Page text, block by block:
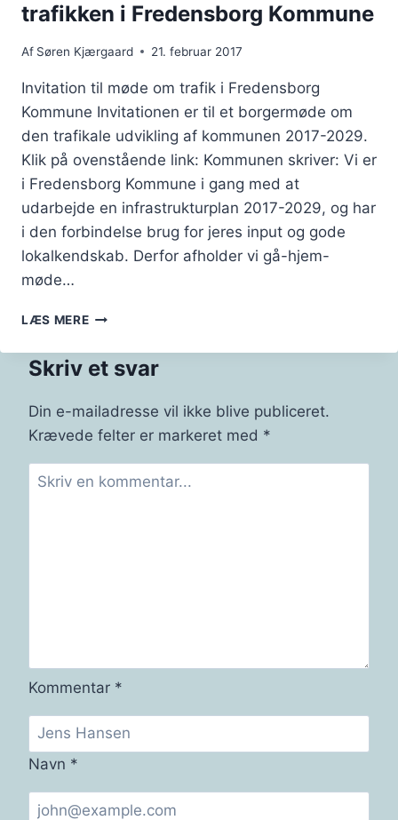
trafikken i Fredensborg Kommune
Af Søren Kjærgaard 21. februar 2017
Invitation til møde om trafik i Fredensborg
Kommune Invitationen er til et borgermøde om
den trafikale udvikling af kommunen 2017-2029.
Klik på ovenstående link: Kommunen skriver: Vi er
i Fredensborg Kommune i gang med at
udarbejde en infrastrukturplan 2017-2029, og har
i den forbindelse brug for jeres input og gode
lokalkendskab. Derfor afholder vi gå-hjem-
møde…
LÆS MEREINVITATION
GÅ-
HJEM-
OM
TRAFIKKEN
I
FREDENSBORG
KOMMUNE
Skriv et svar
Din e-mailadresse vil ikke blive publiceret.
Krævede felter er markeret med *
Kommentar *
Navn *